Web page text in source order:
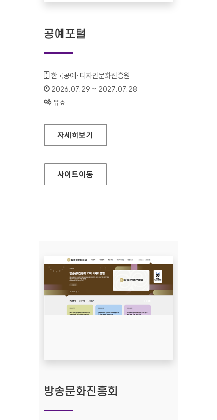
공예포털
기관명 :
한국공예·디자인문화진흥원
인증기간 :
2026.07.29 ~ 2027.07.28
상태 :
유효
공예포털
자세히보기
사이트이동
방송문화진흥회